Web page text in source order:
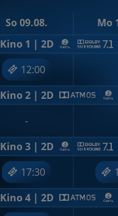
So 09.08. Mo
12:00
-
17:30
Kino 1 | 2D
Kino 2 | 2D
Kino 3 | 2D
Kino 4 | 2D